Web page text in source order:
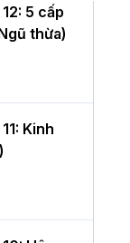
5 cấp
thừa)
Kinh